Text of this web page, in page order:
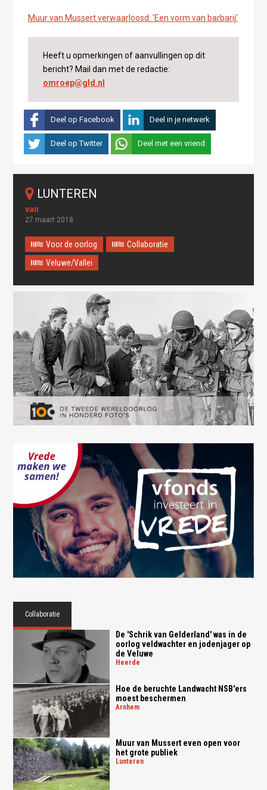
Muur van Mussert verwaarloosd: 'Een vorm van barbarij'
Heeft u opmerkingen of aanvullingen op dit
bericht? Mail dan met de redactie:
omroep@gld.nl
Deel op Facebook Deel in je netwerk
Deel op Twitter Deel met een vriend
LUNTEREN
27 maart 2018
Voor de oorlog
Collaboratie
Veluwe/Vallei
Collaboratie
De 'Schrik van Gelderland' was in de
oorlog veldwachter en jodenjager op
de Veluwe
heerde
Hoe de beruchte Landwacht NSB'ers
moest beschermen
arnhem
Muur van Mussert even open voor
het grote publiek
lunteren